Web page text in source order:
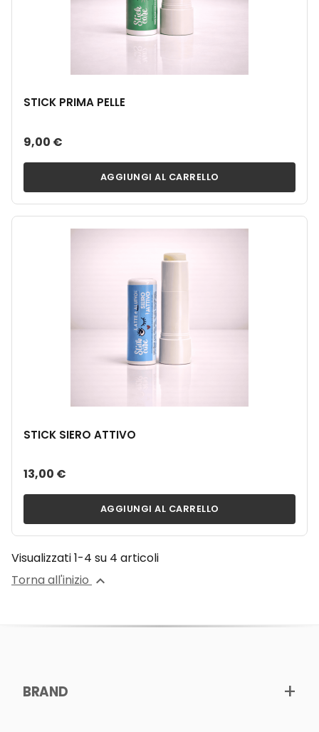
STICK PRIMA PELLE
9,00 €
AGGIUNGI AL CARRELLO
STICK SIERO ATTIVO
13,00 €
AGGIUNGI AL CARRELLO
Visualizzati 1-4 su 4 articoli
Torna all'inizio 
BRAND